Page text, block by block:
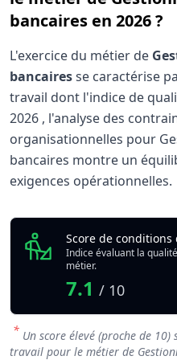
bancaires en 2026 ?
L'exercice du métier de
bancairesse caractérise
travail dont l'indice de
2026 , l'analyse des
organisationnelles pour
bancaires montre un
exigences opérationnelles.
Analyse des
Qualité globale de
Score de conditions
Indice évaluant la
métier.
7.1 / 10
* Un score élevé (proche de
travail pour le métier de